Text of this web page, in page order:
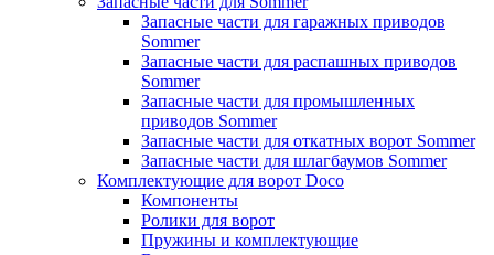
Запасные части для гаражных приводов
Sommer
Запасные части для распашных приводов
Sommer
Запасные части для промышленных
приводов Sommer
Запасные части для откатных ворот Sommer
Запасные части для шлагбаумов Sommer
Комплектующие для ворот Doco
Компоненты
Ролики для ворот
Пружины и комплектующие